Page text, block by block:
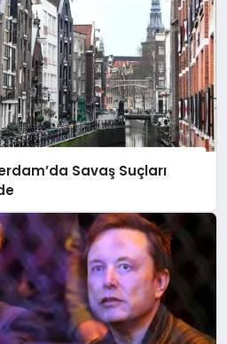
Savaş Suçları